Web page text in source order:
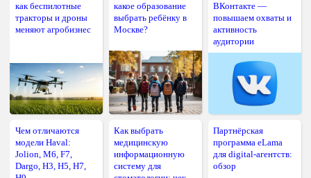
как беспилотные
тракторы и дроны
меняют агробизнес
какое образование
выбрать ребёнку в
Москве?
ВКонтакте —
повышаем охваты и
активность
аудитории
Чем отличаются
модели Haval:
Jolion, M6, F7,
Dargo, H3, H5, H7,
Как выбрать
медицинскую
информационную
систему для
Партнёрская
программа eLama
для digital-агентств:
обзор